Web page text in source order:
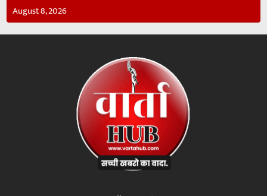
August 8, 2026